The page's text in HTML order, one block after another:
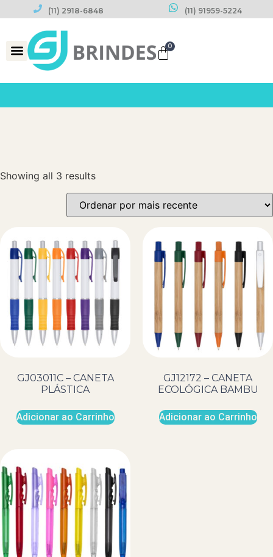
(11) 2918-6848 (11) 91959-5224
0
Showing all 3 results
GJ03011C – CANETA
PLÁSTICA
Adicionar ao Carrinho
GJ12172 – CANETA
ECOLÓGICA BAMBU
Adicionar ao Carrinho